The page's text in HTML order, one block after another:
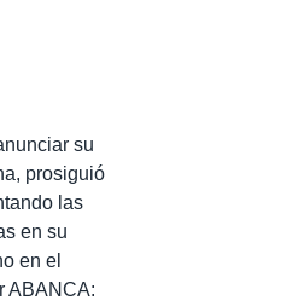
su
prosiguió
las
en su
en el
ABANCA: